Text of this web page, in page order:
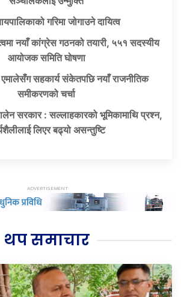
गरिमा जोगाउने दायित्व
नयाँ कांग्रेस गठनको तयारी, ५५१ सदस्यीय
आयोजक समिति घोषणा
सहकार्य संकेतपछि नयाँ राजनीतिक
समीकरणको चर्चा
सरकार : सल्लाहकारको भूमिकामाथि प्रश्न,
लिएर बढ्यो असन्तुष्टि
थप समाचार